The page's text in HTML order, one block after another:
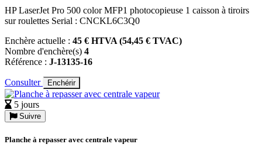
HP LaserJet Pro 500 color MFP1 photocopieuse 1 caisson à tiroirs
sur roulettes Serial : CNCKL6C3Q0
Enchère actuelle : 45 € HTVA (54,45 € TVAC)
Nombre d'enchère(s) 4
Référence : J-13135-16
Consulter Enchérir
5 jours
Suivre
Planche à repasser avec centrale vapeur